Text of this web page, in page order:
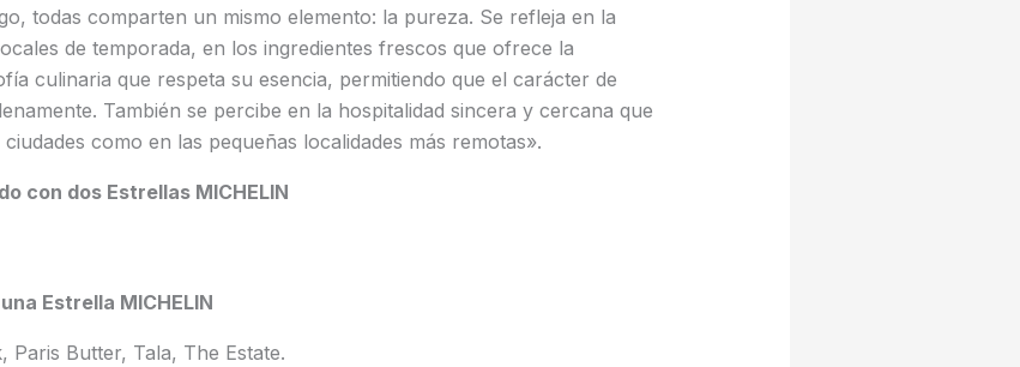
todas comparten un mismo elemento: la pureza. Se refleja en la
de temporada, en los ingredientes frescos que ofrece la
culinaria que respeta su esencia, permitiendo que el carácter de
También se percibe en la hospitalidad sincera y cercana que
como en las pequeñas localidades más remotas».
con dos Estrellas MICHELIN
Estrella MICHELIN
Paris Butter, Tala, The Estate.